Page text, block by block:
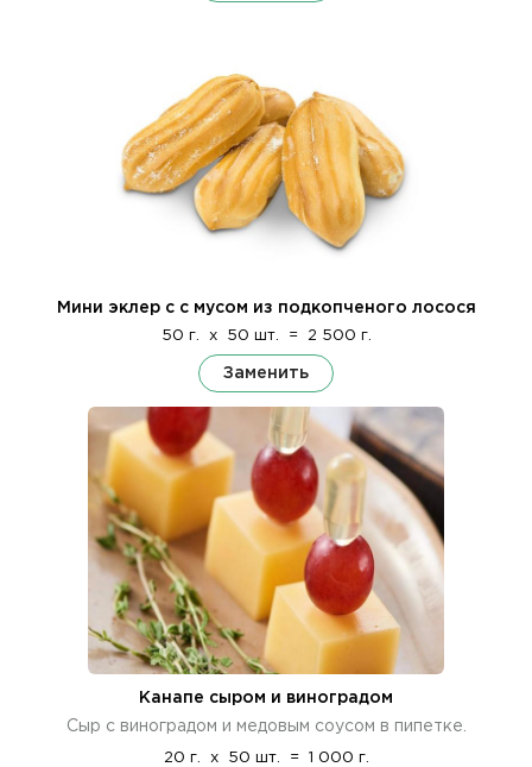
Мини эклер с с мусом из подкопченого лосося
50 г. x 50 шт. = 2 500 г.
Заменить
Канапе сыром и виноградом
Сыр с виноградом и медовым соусом в пипетке.
20 г. x 50 шт. = 1 000 г.